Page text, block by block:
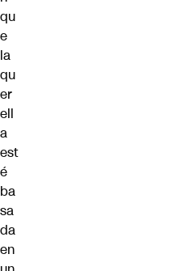
qu
e
la
qu
er
ell
a
est
é
ba
sa
da
en